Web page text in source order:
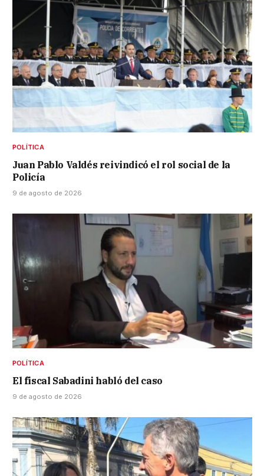
POLÍTICA
Juan Pablo Valdés reivindicó el rol social de la
Policía
9 de agosto de 2026
POLÍTICA
El fiscal Sabadini habló del caso
9 de agosto de 2026